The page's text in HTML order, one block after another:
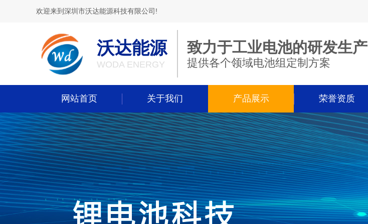
欢迎来到深圳市沃达能源科技有限公司!
沃达能源
WODA ENERGY
致力于工业电池的研发生产
提供各个领域电池组定制方案
网站首页 关于我们 产品展示 荣誉资质